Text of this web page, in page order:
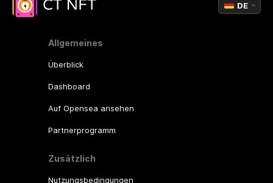
Allgemeines
Überblick
Dashboard
Auf Opensea ansehen
Partnerprogramm
Zusätzlich
Nutzungsbedingungen
DE